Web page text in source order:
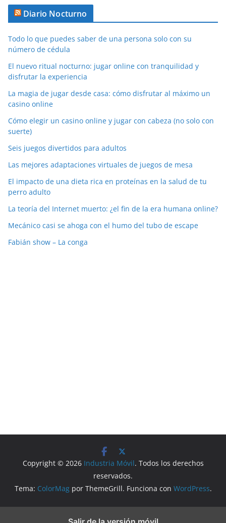
Diario Nocturno
Todo lo que puedes saber de una persona solo con su
número de cédula
El nuevo ritual nocturno: jugar online con tranquilidad y
disfrutar la experiencia
La magia de jugar desde casa: cómo disfrutar al máximo un
casino online
Cómo elegir un casino online y jugar con cabeza (no solo con
suerte)
Seis juegos divertidos para adultos
Las mejores adaptaciones virtuales de juegos de mesa
El impacto de una dieta rica en proteínas en la salud de tu
perro adulto
La teoría del Internet muerto: ¿el fin de la era humana online?
Mecánico casi se ahoga con el humo del tubo de escape
Fabián show – La conga
Copyright © 2026 Industria Móvil. Todos los derechos
reservados.
Tema: ColorMagpor ThemeGrill. Funciona con WordPress.